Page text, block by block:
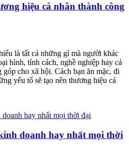
hiệu cá nhân thành công
là tất cả những gì mà người khác
hình, tính cách, nghề nghiệp hay cả
cho xã hội. Cách bạn ăn mặc, đi
yếu tố sẽ tạo nên thương hiệu cá
doanh hay nhất mọi thời